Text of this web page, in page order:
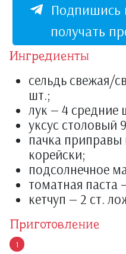
Подпишись
получать
Ингредиенты
сельдь свежая/
шт.;
лук — 4 средние
уксус столовый
пачка
корейски;
подсолнечное
томатная паста
кетчуп — 2 ст.
Приготовление